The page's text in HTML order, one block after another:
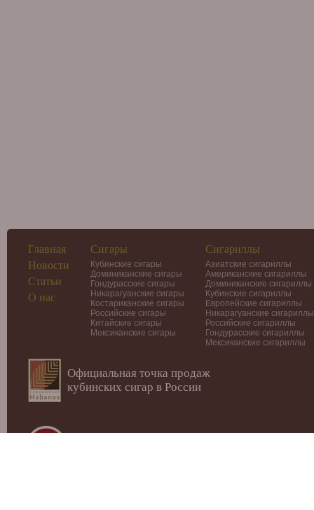
Главная
Новости
Статьи
О нас
Сигары
Кубинские сигары
Доминиканские сигары
Гондурасские сигары
Никарагуанские сигары
Костариканские сигары
Российские сигары
Китайские сигары
Мексиканские сигары
Сигариллы
Азиатские сигариллы
Американские сигариллы
Доминиканские сигариллы
Кубинские сигариллы
Европейские сигариллы
Никарагуанские сигариллы
Российские сигариллы
Гондурасские сигариллы
Мексиканские сигариллы
Официальная точка продаж
кубинских сигар в России